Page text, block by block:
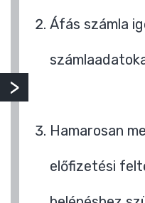
Áfás számla
Hamarosan
előfizetési